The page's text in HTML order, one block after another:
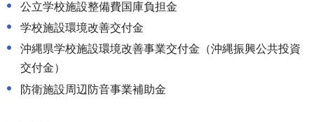
公立学校施設整備費国庫負担金
学校施設環境改善交付金
沖縄県学校施設環境改善事業交付金（沖縄振興公共投資
交付金）
防衛施設周辺防音事業補助金